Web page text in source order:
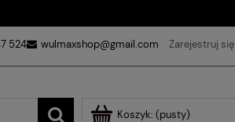
524 wulmaxshop@gmail.com Zarejestruj się
Koszyk: (pusty)